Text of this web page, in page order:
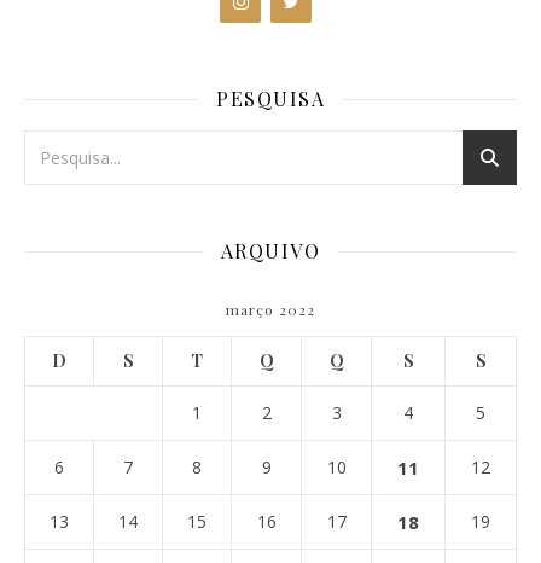
PESQUISA
ARQUIVO
março 2022
D S T Q Q S S
1 2 3 4 5
6 7 8 9 10 11 12
13 14 15 16 17 18 19